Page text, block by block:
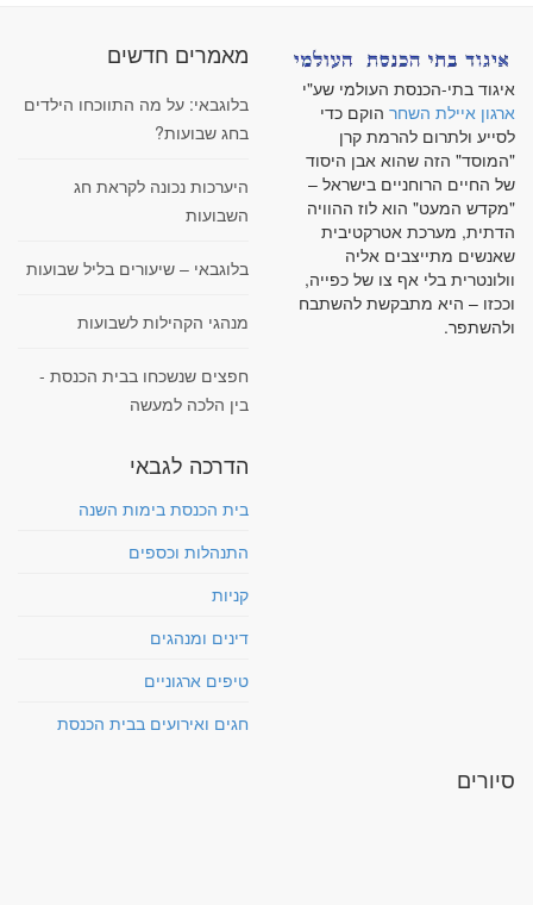
איגוד בתי-הכנסת העולמי שע"י
ארגון איילת השחר הוקם כדי
לסייע ולתרום להרמת קרן
"המוסד" הזה שהוא אבן היסוד
של החיים הרוחניים בישראל –
"מקדש המעט" הוא לוז ההוויה
הדתית, מערכת אטרקטיבית
שאנשים מתייצבים אליה
וולונטרית בלי אף צו של כפייה,
וככזו – היא מתבקשת להשתבח
ולהשתפר.
מאמרים חדשים
בלוגבאי: על מה התווכחו הילדים
בחג שבועות?
היערכות נכונה לקראת חג
השבועות
בלוגבאי – שיעורים בליל שבועות
מנהגי הקהילות לשבועות
חפצים שנשכחו בבית הכנסת -
בין הלכה למעשה
הדרכה לגבאי
בית הכנסת בימות השנה
התנהלות וכספים
קניות
דינים ומנהגים
טיפים ארגוניים
חגים ואירועים בבית הכנסת
סיורים